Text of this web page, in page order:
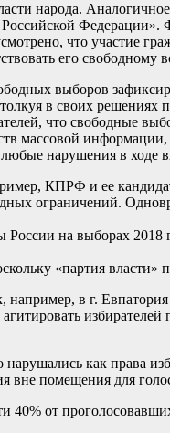
народа.
Федерации».
что участие
его свободному
выборов
в своих решениях
что свободные
массовой
любые нарушения в ходе
КПРФ и ее
ограничений.
на выборах 2018
«партия власти»
например, в г.
избирателей
как права
вне помещения для
40% от